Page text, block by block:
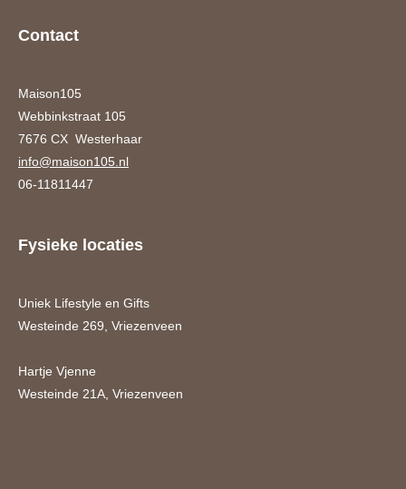
Contact
Maison105
Webbinkstraat 105
7676 CX Westerhaar
info@maison105.nl
06-11811447
Fysieke locaties
Uniek Lifestyle en Gifts
Westeinde 269, Vriezenveen
Hartje Vjenne
Westeinde 21A, Vriezenveen